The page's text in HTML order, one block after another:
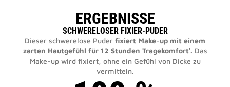
ERGEBNISSE
SCHWERELOSER FIXIER-PUDER
Dieser schwerelose Puder fixiert Make-up mit einem
zarten Hautgefühl für 12 Stunden Tragekomfort¹. Das
Make-up wird fixiert, ohne ein Gefühl von Dicke zu
vermitteln.